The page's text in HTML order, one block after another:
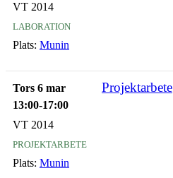
VT 2014
laboration
Plats: Munin
Tors 6 mar
13:00-17:00
Projektarbete
VT 2014
projektarbete
Plats: Munin